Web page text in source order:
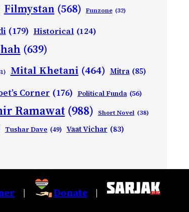
Filmystan (568) Funzone (32)
(179) Historical (124)
(639)
Mital Khetani (464) Mitra (85)
Corner (176) Political Funda (56)
Ramawat (988) Short Novel (38)
Tushar Dave (49) Vaat Vichar (83)
| Donate |